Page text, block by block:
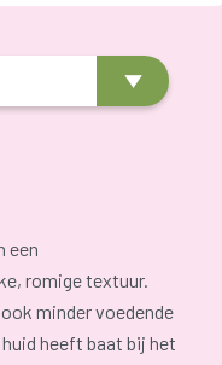
een
romige textuur.
minder voedende
heeft baat bij het